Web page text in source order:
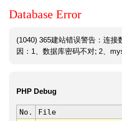
Database Error
(1040) 365建站错误警告：连接
因：1、数据库密码不对; 2、
PHP Debug
No. File